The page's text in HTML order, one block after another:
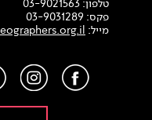
טלפון: 03-9021563
פקס: 03-9031289
מייל: